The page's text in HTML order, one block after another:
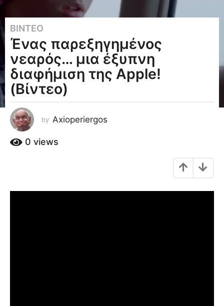
1
3
τ
η
a
o
1
1
έ
ΒΊΝΤΕΟ
Ένας παρεξηγημένος
νεαρός… μια έξυπνη
διαφήμιση της Apple!
(Βίντεο)
by Axioperiergos
0 views